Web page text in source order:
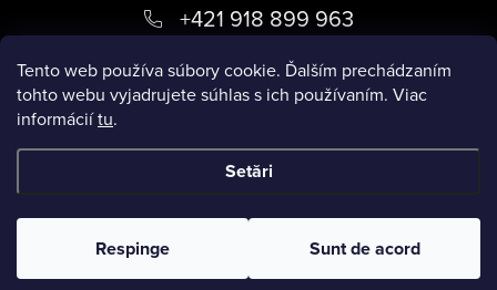
Tento web používa súbory cookie. Ďalším prechádzaním
tohto webu vyjadrujete súhlas s ich používaním. Viac
informáciítu.
Setări
Respinge Sunt de acord
b
+421 918 899 963
kvety@luxory.sk
BLOG LUXORY
Drepturi de autor 2026LUXORY.SK. Toate drepturile rezervate.